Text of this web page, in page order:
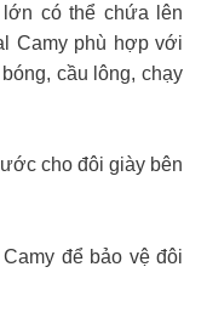
có thể chứa lên
Camy phù hợp với
cầu lông, chạy
cho đôi giày bên
để bảo vệ đôi